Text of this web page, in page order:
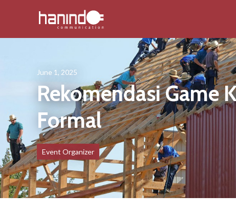
June 1, 2025
Rekomendasi Game
Formal
Event Organizer